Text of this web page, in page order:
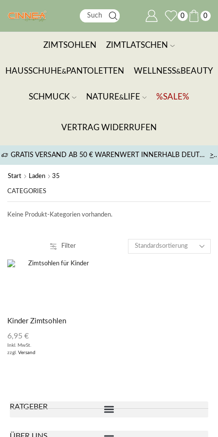
0 0
ZIMTSOHLEN ZIMTLATSCHEN
HAUSSCHUHE& PANTOLETTEN WELLNESS& BEAUTY
SCHMUCK NATURE& LIFE %SALE%
VERTRAG WIDERRUFEN
GRATIS VERSAND AB 50 € WARENWERT INNERHALB DEUTSCHLANDS
Start Laden 35
Filter
Kinder Zimtsohlen
6,95 €
Inkl. MwSt.
zzgl. Versand
CATEGORIES
Keine Produkt-Kategorien vorhanden.
RATGEBER